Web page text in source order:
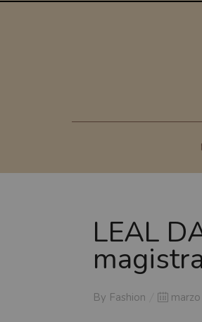
LEAL
By Fashion